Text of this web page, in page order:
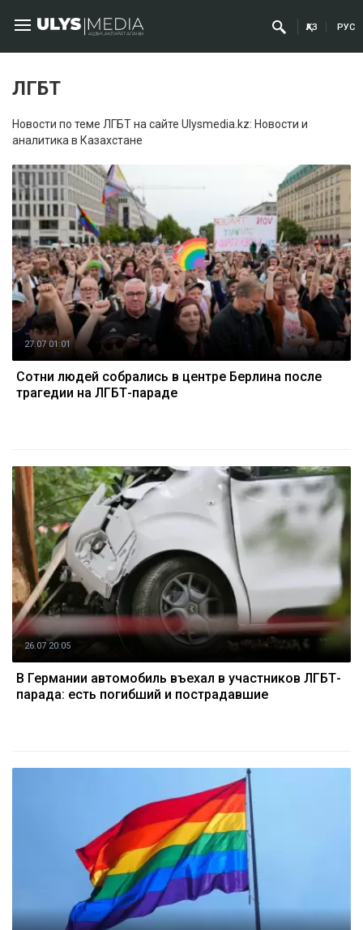
ҚАЗ РУС
ЛГБТ
Новости по теме ЛГБТ на сайте Ulysmedia.kz: Новости и
аналитика в Казахстане
27.07 01:01
Сотни людей собрались в центре Берлина после
трагедии на ЛГБТ-параде
26.07 20:05
В Германии автомобиль въехал в участников ЛГБТ-
парада: есть погибший и пострадавшие